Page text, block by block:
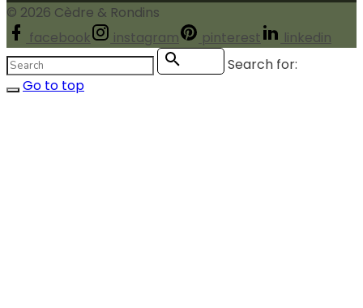
© 2026 Cèdre & Rondins
facebook
instagram pinterest linkedin
Search for:
Go to top